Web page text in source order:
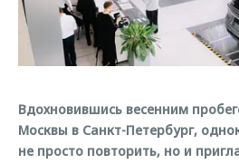
Страхование
Кредитный калькулятор
Одежда и сувениры
Оригинальные аксессуары
Клиентская поддержка
O&J Автоклуб
Приложение O&J
Аксессуары
Обратная связь
Вдохновившись весенним
Москвы в Санкт-Петербург,
не просто повторить, но и